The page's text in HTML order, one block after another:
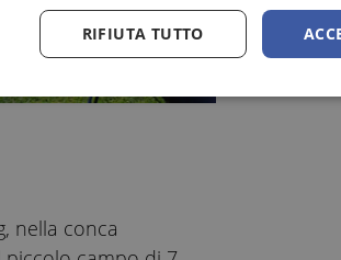
nella conca
RIFIUTA TUTTO